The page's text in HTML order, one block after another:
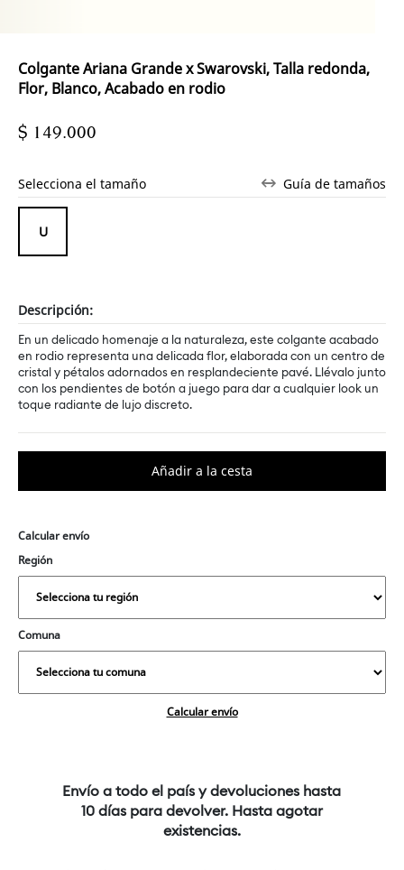
Colgante Ariana Grande x Swarovski, Talla redonda,
Flor, Blanco, Acabado en rodio
$ 149.000
Selecciona el tamaño Guía de tamaños
Descripción:
En un delicado homenaje a la naturaleza, este colgante acabado
en rodio representa una delicada flor, elaborada con un centro de
cristal y pétalos adornados en resplandeciente pavé. Llévalo junto
con los pendientes de botón a juego para dar a cualquier look un
toque radiante de lujo discreto.
Calcular envío
Región
Comuna
Calcular envío
Envío a todo el país y devoluciones hasta
10 días para devolver. Hasta agotar
existencias.